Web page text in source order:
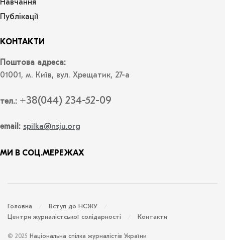
Навчання
Публікації
КОНТАКТИ
Поштова адреса:
01001, м. Київ, вул. Хрещатик, 27-а
тел.: +38(044) 234-52-09
email: spilka@nsju.org
МИ В СОЦ.МЕРЕЖАХ
Головна
Вступ до НСЖУ
Центри журналістської солідарності
Контакти
© 2025 Національна спілка журналістів України